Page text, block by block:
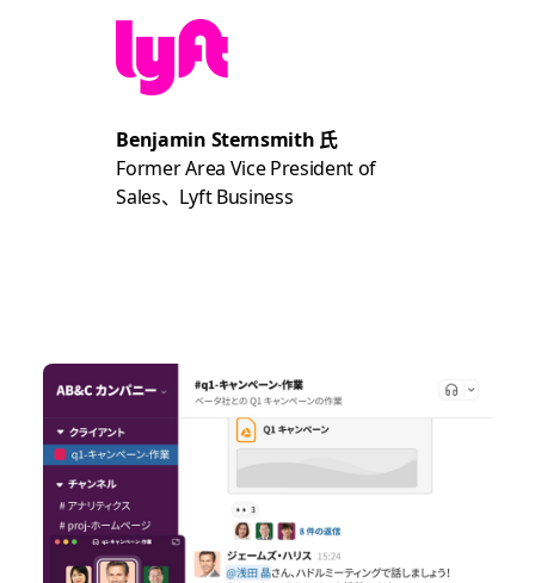
Benjamin Sternsmith 氏
Former Area Vice President of
Sales、Lyft Business